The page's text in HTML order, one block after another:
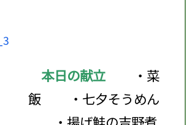
本日の献立
・菜
飯
・七夕そうめん